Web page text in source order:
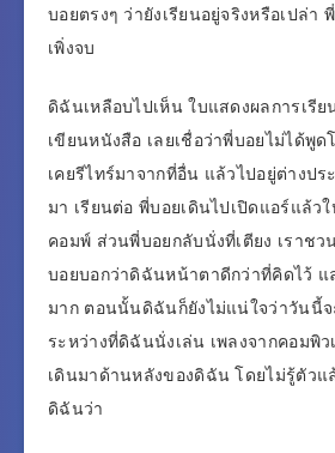
บอยตรงๆ ว่ายังเรียนอยู่จริงหรือเปล่า
เพิ่งจบ
ดิฉันเหลือบไปเห็น ใบแสดงผลการเรีย
เขียนหนังสือ เลยเชื่อว่าพี่บอยไม่ได้พูด
เคยรีไทร์มาจากที่อื่น แล้วไปอยู่ต่างปร
มา เรียนต่อ พี่บอยเดินไปเปิดแอร์แล้ว
คอมพ์ ส่วนพี่บอยกลับนั่งที่เตียง เราช
บอยบอกว่าดิฉันหน้าตาดีกว่าที่คิดไว้
มาก ตอนนั้นดิฉันก็ยังไม่แน่ใจว่าวันนี้จ
ระหว่างที่ดิฉันนั่งเล่น เพลงจากคอมพิ
เดินมาด้านหลังของดิฉัน โดยไม่รู้ตัวแ
ดิฉันว่า